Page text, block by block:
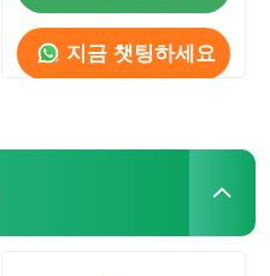
지금 챗팅하세요